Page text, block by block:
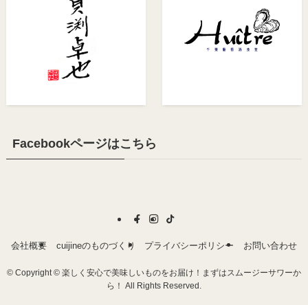
Facebookページはこちら
会社概要 cuijineのものづくり プライバシーポリシー お問い合わせ
© Copyright © 楽しく安心で美味しいものをお届け！まずはスムージーサワーか
ら！ All Rights Reserved.